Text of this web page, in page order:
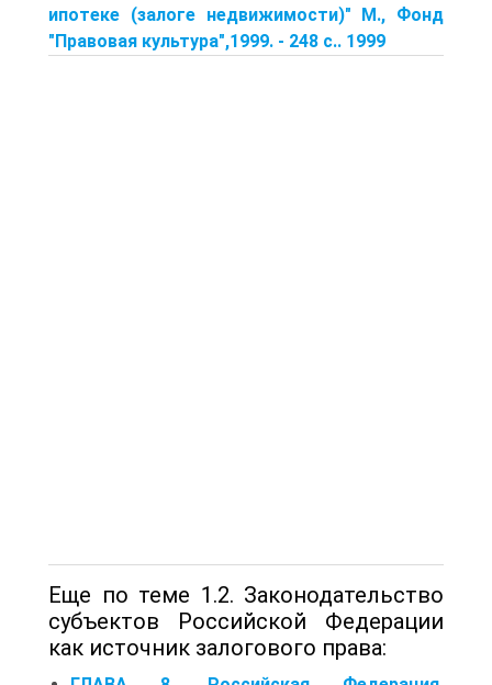
ипотеке (залоге недвижимости)" М., Фонд
"Правовая культура",1999. - 248 с.. 1999
Еще по теме 1.2. Законодательство
субъектов Российской Федерации
как источник залогового права: